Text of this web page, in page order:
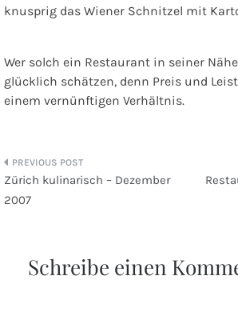
knusprig das Wiener Schnitzel mit
Wer solch ein Restaurant in seiner
glücklich schätzen, denn Preis und
einem vernünftigen Verhältnis.
Zürich kulinarisch – Dezember
2007
Schreibe einen